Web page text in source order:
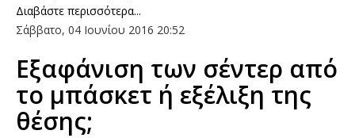
Διαβάστε περισσότερα...
Σάββατο, 04 Ιουνίου 2016 20:52
Εξαφάνιση των σέντερ από
το μπάσκετ ή εξέλιξη της
θέσης;